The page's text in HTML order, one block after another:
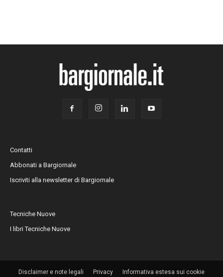
Contatti
Abbonati a Bargiornale
Iscriviti alla newsletter di Bargiornale
Tecniche Nuove
I libri Tecniche Nuove
Disclaimer e note legali Privacy Informativa estesa sui cookie